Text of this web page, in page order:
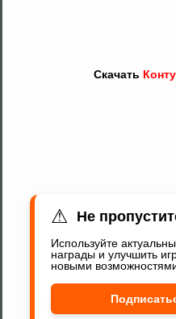
Скачать
⚠ Не
Используйте
награды и улучшить
новыми